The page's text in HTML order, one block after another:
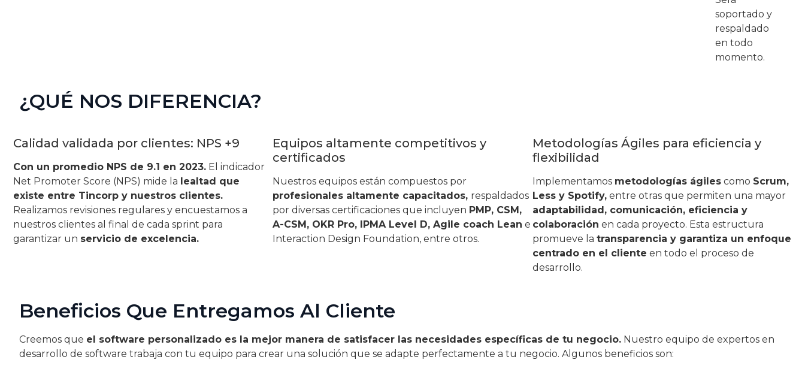
soportado y
respaldado
en todo
momento.
¿QUÉ NOS DIFERENCIA?
Calidad validada por clientes: NPS +9
Con un promedio NPS de 9.1 en 2023. El indicador
Net Promoter Score (NPS) mide la lealtad que
existe entre Tincorp y nuestros clientes.
Realizamos revisiones regulares y encuestamos a
nuestros clientes al final de cada sprint para
garantizar un servicio de excelencia.
Equipos altamente competitivos y
certificados
Nuestros equipos están compuestos por
profesionales altamente capacitados, respaldados
por diversas certificaciones que incluyen PMP, CSM,
A-CSM, OKR Pro, IPMA Level D, Agile coach Lean e
Interaction Design Foundation, entre otros.
Metodologías Ágiles para eficiencia y
flexibilidad
Implementamos metodologías ágilescomo Scrum,
Less y Spotify,entre otras que permiten una mayor
adaptabilidad, comunicación, eficiencia y
colaboración en cada proyecto. Esta estructura
promueve la transparencia y garantiza un enfoque
centrado en el cliente en todo el proceso de
desarrollo.
Beneficios Que Entregamos Al Cliente
Creemos que el software personalizado es la mejor manera de satisfacer las necesidades específicas de tu negocio. Nuestro equipo de expertos en
desarrollo de software trabaja con tu equipo para crear una solución que se adapte perfectamente a tu negocio. Algunos beneficios son: